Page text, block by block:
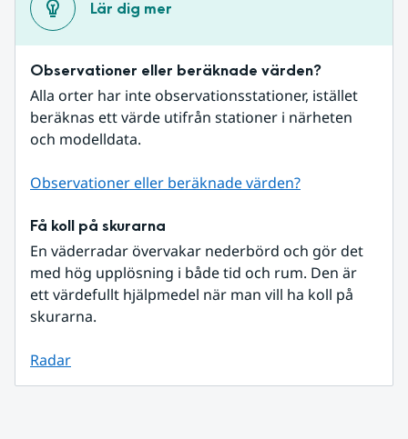
Lär dig mer
Observationer eller beräknade värden?
Alla orter har inte observationsstationer, istället
beräknas ett värde utifrån stationer i närheten
och modelldata.
Observationer eller beräknade värden?
Få koll på skurarna
En väderradar övervakar nederbörd och gör det
med hög upplösning i både tid och rum. Den är
ett värdefullt hjälpmedel när man vill ha koll på
skurarna.
Radar